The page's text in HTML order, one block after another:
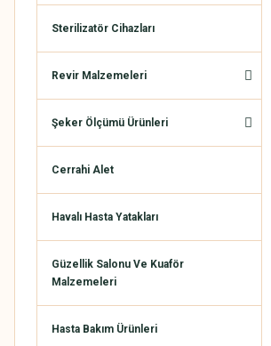
Sterilizatör Cihazları
Revir Malzemeleri
Şeker Ölçümü Ürünleri
Cerrahi Alet
Havalı Hasta Yatakları
Güzellik Salonu Ve Kuaför
Malzemeleri
Hasta Bakım Ürünleri